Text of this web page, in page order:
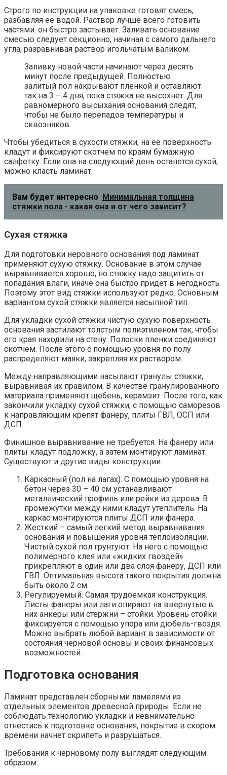
Строго по инструкции на упаковке готовят смесь,
разбавляя ее водой. Раствор лучше всего готовить
частями: он быстро застывает. Заливать основание
смесью следует секционно, начиная с самого дальнего
угла, разравнивая раствор игольчатым валиком.
Заливку новой части начинают через десять
минут после предыдущей. Полностью
залитый пол накрывают пленкой и оставляют
так на 3 – 4 дня, пока стяжка не высохнет. Для
равномерного высыхания основания следят,
чтобы не было перепадов температуры и
сквозняков.
Чтобы убедиться в сухости стяжки, на ее поверхность
кладут и фиксируют скотчем по краям бумажную
салфетку. Если она на следующий день останется сухой,
можно класть ламинат.
Вам будет интересно Минимальная толщина
стяжки пола - какая она и от чего зависит?
Сухая стяжка
Для подготовки неровного основания под ламинат
применяют сухую стяжку. Основание в этом случае
выравнивается хорошо, но стяжку надо защитить от
попадания влаги, иначе она быстро придет в негодность.
Поэтому этот вид стяжки используют редко. Основным
вариантом сухой стяжки является насыпной тип.
Для укладки сухой стяжки чистую сухую поверхность
основания застилают толстым полиэтиленом так, чтобы
его края находили на стену. Полоски пленки соединяют
скотчем. После этого с помощью уровня по полу
распределяют маяки, закрепляя их раствором.
Между направляющими насыпают гранулы стяжки,
выравнивая их правилом. В качестве гранулированного
материала применяют щебень, керамзит. После того, как
закончили укладку сухой стяжки, с помощью саморезов
к направляющим крепят фанеру, плиты ГВЛ, ОСП или
ДСП.
Финишное выравнивание не требуется. На фанеру или
плиты кладут подложку, а затем монтируют ламинат.
Существуют и другие виды конструкции:
Каркасный (пол на лагах). С помощью уровня на
бетон через 30 – 40 см устанавливают
металлический профиль или рейки из дерева. В
промежутки между ними кладут утеплитель. На
каркас монтируются плиты ДСП или фанера.
Жесткий – самый легкий метод выравнивания
основания и повышения уровня теплоизоляции.
Чистый сухой пол грунтуют. На него с помощью
полимерного клея или «жидких гвоздей»
прикрепляют в один или два слоя фанеру, ДСП или
ГВЛ. Оптимальная высота такого покрытия должна
быть около 2 см.
Регулируемый. Самая трудоемкая конструкция.
Листы фанеры или лаги опирают на ввернутые в
них анкеры или стержни – стойки. Уровень стойки
фиксируется с помощью упора или дюбель-гвоздя.
Можно выбрать любой вариант в зависимости от
состояния черновой основы и своих финансовых
возможностей.
Подготовка основания
Ламинат представлен сборными ламелями из
отдельных элементов древесной природы. Если не
соблюдать технологию укладки и невнимательно
отнестись к подготовке основания, покрытие в скором
времени начнет скрипеть и разрушаться.
Требования к черновому полу выглядят следующим
образом: